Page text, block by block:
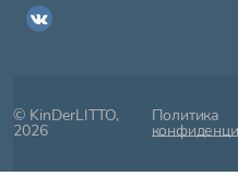
© KinDerLITTO,
2026
Политика